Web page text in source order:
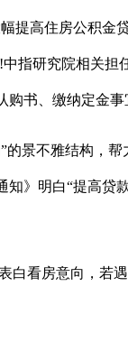
高住房公积金
研究院相关担
书、缴纳定金
不雅结构，帮
》明白“提高贷
看房意向，若